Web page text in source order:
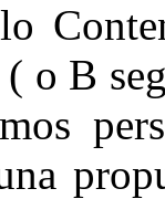
o B